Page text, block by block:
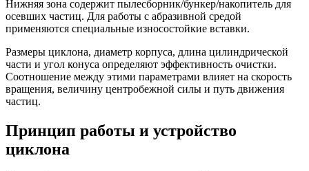
Нижняя зона содержит пылесборник/бункер/накопитель для
осевших частиц. Для работы с абразивной средой
применяются специальные износостойкие вставки.
Размеры циклона, диаметр корпуса, длина цилиндрической
части и угол конуса определяют эффективность очистки.
Соотношение между этими параметрами влияет на скорость
вращения, величину центробежной силы и путь движения
частиц.
Принцип работы и устройство
циклона